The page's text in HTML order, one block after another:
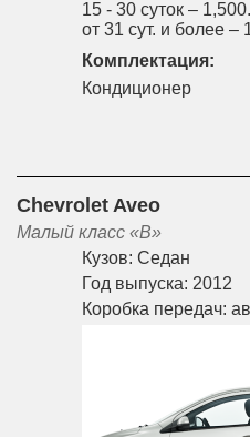
15 - 30 суток –
от 31 сут. и более –
Комплектация:
Кондиционер
Chevrolet Aveo
Малый класс «B»
Кузов: Седан
Год выпуска: 2012
Коробка передач: